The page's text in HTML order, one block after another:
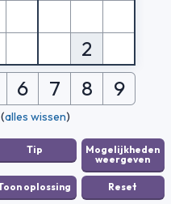
2
6 7 8 9
(alles wissen)